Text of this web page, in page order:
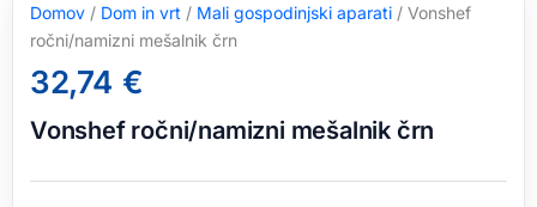
Domov / Dom in vrt / Mali gospodinjski aparati / Vonshef
ročni/namizni mešalnik črn
32,74 €
Vonshef ročni/namizni mešalnik črn